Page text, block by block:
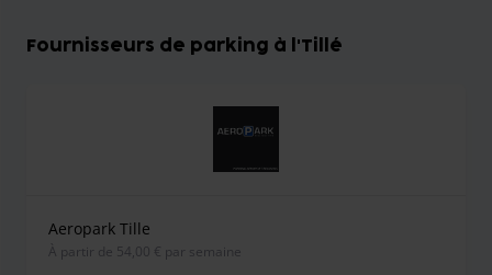
Fournisseurs de parking à l'Tillé
Aeropark Tille
À partir de 54,00 € par semaine